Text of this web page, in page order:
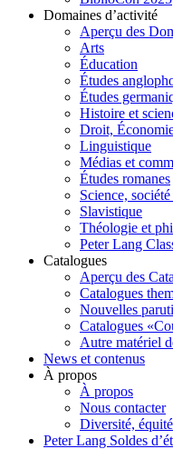
Domaines d’activité
Aperçu des
Arts
Éducation
Études
Études
Histoire et
Droit,
Linguistique
Médias et
Études romanes
Science,
Slavistique
Théologie et
Peter Lang
Catalogues
Aperçu des
Catalogues
Nouvelles
Catalogues
Autre matériel
News et contenus
À propos
À propos
Nous contacter
Diversité,
Peter Lang Soldes